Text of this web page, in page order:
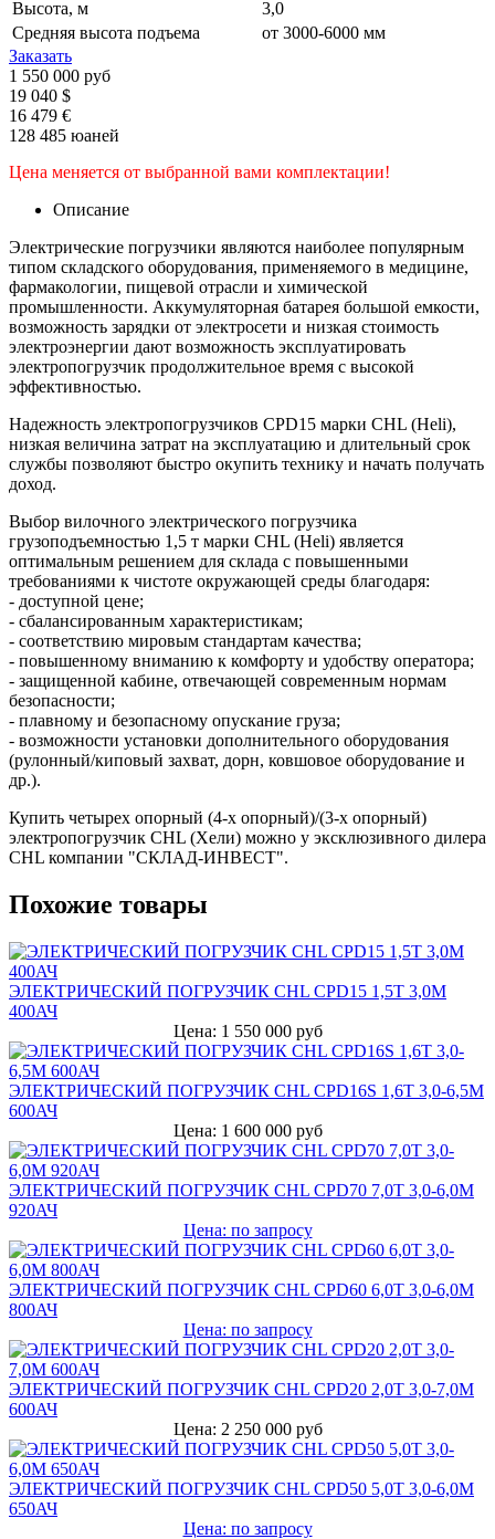
Высота, м
3,0
Средняя высота подъема
от 3000-6000 мм
Заказать
1 550 000 руб
19 040 $
16 479 €
128 485 юаней
Цена меняется от выбранной вами комплектации!
Описание
Электрические погрузчики являются наиболее популярным
типом складского оборудования, применяемого в медицине,
фармакологии, пищевой отрасли и химической
промышленности. Аккумуляторная батарея большой емкости,
возможность зарядки от электросети и низкая стоимость
электроэнергии дают возможность эксплуатировать
электропогрузчик продолжительное время с высокой
эффективностью.
Надежность электропогрузчиков CPD15 марки CHL (Heli),
низкая величина затрат на эксплуатацию и длительный срок
службы позволяют быстро окупить технику и начать получать
доход.
Выбор вилочного электрического погрузчика
грузоподъемностью 1,5 т марки CHL (Heli) является
оптимальным решением для склада с повышенными
требованиями к чистоте окружающей среды благодаря:
- доступной цене;
- сбалансированным характеристикам;
- соответствию мировым стандартам качества;
- повышенному вниманию к комфорту и удобству оператора;
- защищенной кабине, отвечающей современным нормам
безопасности;
- плавному и безопасному опускание груза;
- возможности установки дополнительного оборудования
(рулонный/киповый захват, дорн, ковшовое оборудование и
др.).
Купить четырех опорный (4-х опорный)/(3-х опорный)
электропогрузчик CHL (Хели) можно у эксклюзивного дилера
CHL компании "СКЛАД-ИНВЕСТ".
Похожие товары
ЭЛЕКТРИЧЕСКИЙ ПОГРУЗЧИК CHL CPD15 1,5Т 3,0М
400АЧ
Цена: 1 550 000 руб
ЭЛЕКТРИЧЕСКИЙ ПОГРУЗЧИК CHL CPD16S 1,6Т 3,0-6,5М
600АЧ
Цена: 1 600 000 руб
ЭЛЕКТРИЧЕСКИЙ ПОГРУЗЧИК CHL CPD70 7,0Т 3,0-6,0М
920АЧ
Цена: по запросу
ЭЛЕКТРИЧЕСКИЙ ПОГРУЗЧИК CHL CPD60 6,0Т 3,0-6,0М
800АЧ
Цена: по запросу
ЭЛЕКТРИЧЕСКИЙ ПОГРУЗЧИК CHL CPD20 2,0Т 3,0-7,0М
600АЧ
Цена: 2 250 000 руб
ЭЛЕКТРИЧЕСКИЙ ПОГРУЗЧИК CHL CPD50 5,0Т 3,0-6,0М
650АЧ
Цена: по запросу